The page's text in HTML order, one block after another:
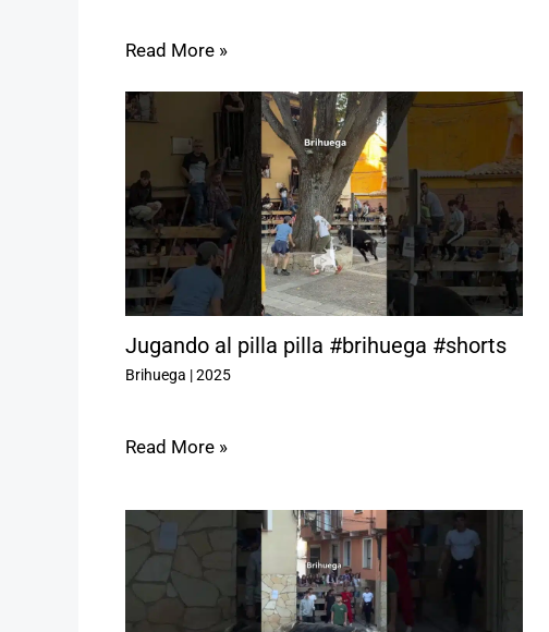
Read More »
Jugando al pilla pilla #brihuega #shorts
Brihuega |2025
Read More »